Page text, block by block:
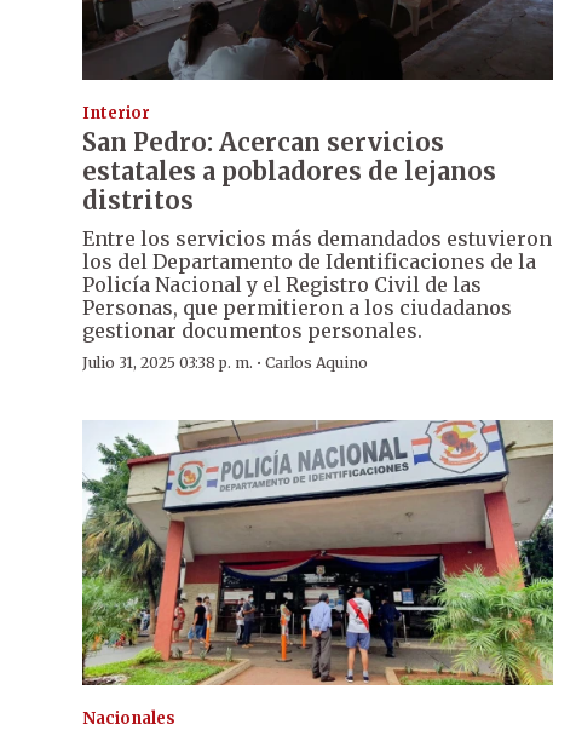
Interior
San Pedro: Acercan servicios
estatales a pobladores de lejanos
distritos
Entre los servicios más demandados estuvieron
los del Departamento de Identificaciones de la
Policía Nacional y el Registro Civil de las
Personas, que permitieron a los ciudadanos
gestionar documentos personales.
Julio 31, 2025 03:38 p. m. · Carlos Aquino
Nacionales